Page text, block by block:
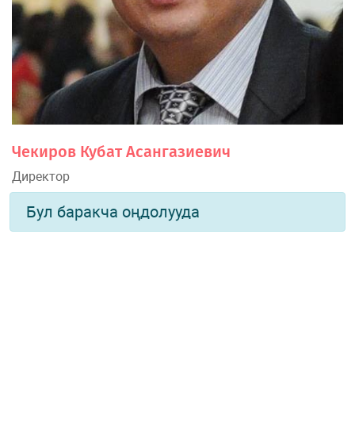
Чекиров Кубат Асангазиевич
Директор
Бул баракча оңдолууда